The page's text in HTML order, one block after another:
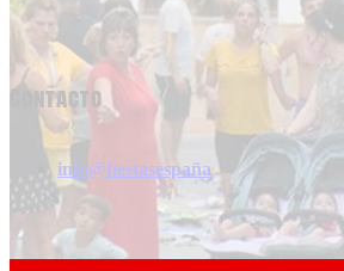
Contacto
info@fiestasespaña